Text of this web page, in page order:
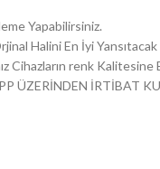
Yapabilirsiniz.
Halini En İyi
Cihazların renk Kalitesine
ÜZERİNDEN İRTİBAT